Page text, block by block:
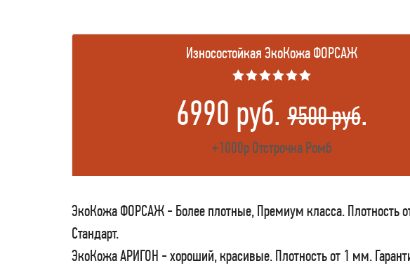
Износостойкая ЭкоКожа ФОРСАЖ
★★★★★★
6990 руб.9500 руб.
+1000р Отстрочка Ромб
ЭкоКожа ФОРСАЖ - Более плотные, Премиум класса. Плотность
Стандарт.
ЭкоКожа АРИГОН - хороший, красивые. Плотность от 1 мм.